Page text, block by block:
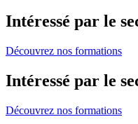
Intéressé par le
Découvrez nos formations
Intéressé par le
Découvrez nos formations